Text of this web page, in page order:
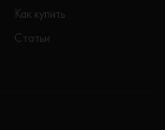
Как купить
Статьи